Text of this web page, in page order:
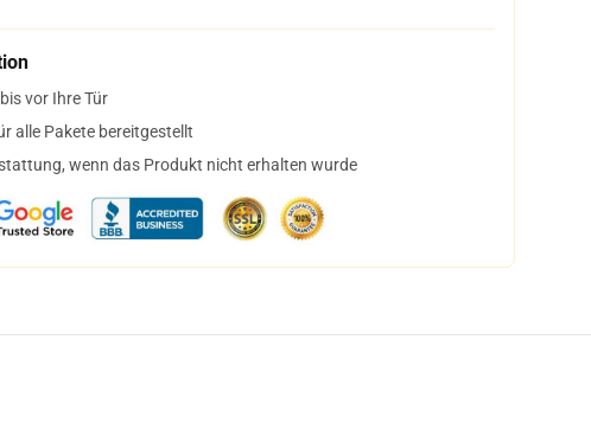
vor Ihre Tür
alle Pakete bereitgestellt
wenn das Produkt nicht erhalten wurde